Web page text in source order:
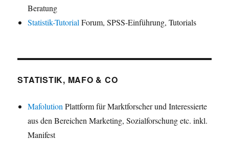
Beratung
Statistik-Tutorial Forum, SPSS-Einführung, Tutorials
STATISTIK, MAFO & CO
Mafolution Plattform für Marktforscher und Interessierte
aus den Bereichen Marketing, Sozialforschung etc. inkl.
Manifest